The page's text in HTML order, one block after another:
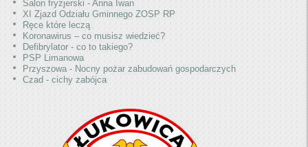
Salon fryzjerski - Anna Iwan
XI Zjazd Odziału Gminnego ZOSP RP
Ręce które leczą
Koronawirus – co musisz wiedzieć?
Defibrylator - co to takiego?
PSP Limanowa
Przyszowa - Nocny pożar zabudowań gospodarczych
Czad - cichy zabójca